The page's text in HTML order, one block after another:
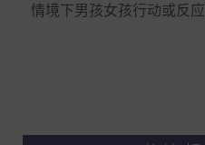
情境下男孩女孩行动或反